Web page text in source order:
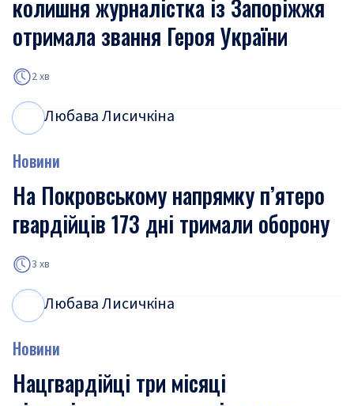
колишня журналістка із Запоріжжя
отримала звання Героя України
2 хв
Любава Лисичкіна
Новини
На Покровському напрямку п’ятеро
гвардійців 173 дні тримали оборону
3 хв
Любава Лисичкіна
Новини
Нацгвардійці три місяці